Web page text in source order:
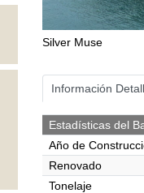
Silver Muse
Información
Estadísticas del
Año de
Renovado
Tonelaje